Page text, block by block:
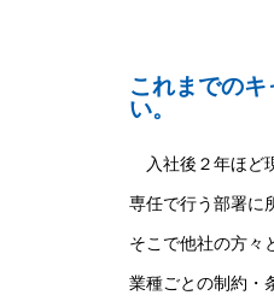
これまでの
い。
入社後２年ほど
専任で行う部署に
そこで他社の方々
業種ごとの制約・